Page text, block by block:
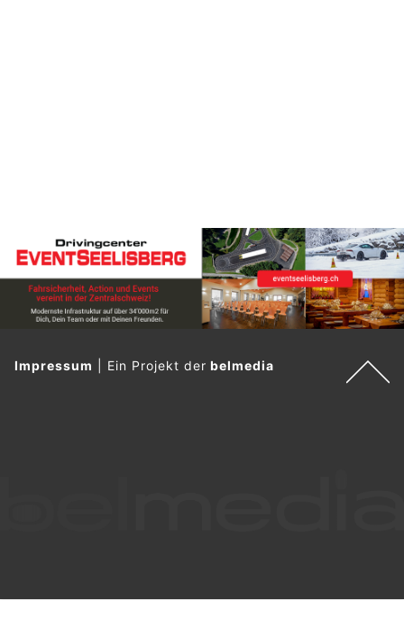
Impressum Ein Projekt derbelmedia